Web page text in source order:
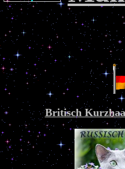
Britisch